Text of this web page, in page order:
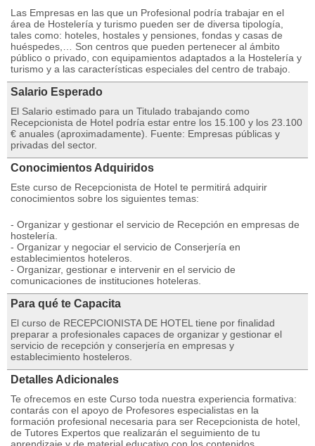
Las Empresas en las que un Profesional podría trabajar en el
área de Hostelería y turismo pueden ser de diversa tipología,
tales como: hoteles, hostales y pensiones, fondas y casas de
huéspedes,… Son centros que pueden pertenecer al ámbito
público o privado, con equipamientos adaptados a la Hostelería y
turismo y a las características especiales del centro de trabajo.
Salario Esperado
El Salario estimado para un Titulado trabajando como
Recepcionista de Hotel podría estar entre los 15.100 y los 23.100
€ anuales (aproximadamente). Fuente: Empresas públicas y
privadas del sector.
Conocimientos Adquiridos
Este curso de Recepcionista de Hotel te permitirá adquirir
conocimientos sobre los siguientes temas:
- Organizar y gestionar el servicio de Recepción en empresas de
hostelería.
- Organizar y negociar el servicio de Conserjería en
establecimientos hoteleros.
- Organizar, gestionar e intervenir en el servicio de
comunicaciones de instituciones hoteleras.
Para qué te Capacita
El curso de RECEPCIONISTA DE HOTEL tiene por finalidad
preparar a profesionales capaces de organizar y gestionar el
servicio de recepción y conserjería en empresas y
establecimiento hosteleros.
Detalles Adicionales
Te ofrecemos en este Curso toda nuestra experiencia formativa:
contarás con el apoyo de Profesores especialistas en la
formación profesional necesaria para ser Recepcionista de hotel,
de Tutores Expertos que realizarán el seguimiento de tu